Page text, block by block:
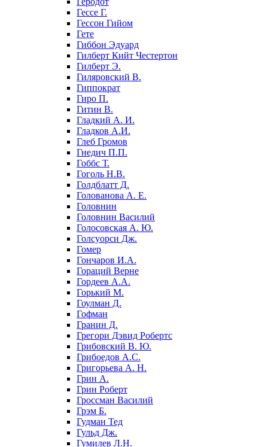
Гессе Г.
Гессон Гийом
Гете
Гиббон Эдуард
Гилберт Кийт Честертон
Гилберт Э.
Гиляровский В.
Гиппократ
Гиро П.
Гитин В.
Гладкий А. И.
Гладков А.И.
Глеб Громов
Гнедич П.П.
Гоббс Т.
Гоголь Н.В.
Голдблатт Д.
Голованова А. Е.
Головнин
Головнин Василий
Голосовская А. Ю.
Голсуорси Дж.
Гомер
Гончаров И.А.
Гораций Верне
Гордеев А.А.
Горький М.
Гоулман Д.
Гофман
Гранин Д.
Грегори Дэвид Робертс
Грибовский В. Ю.
Грибоедов А.С.
Григорьева А. Н.
Грин А.
Грин Роберт
Гроссман Василий
Грэм Б.
Гудман Тед
Гульд Дж.
Гумилев Л.Н.